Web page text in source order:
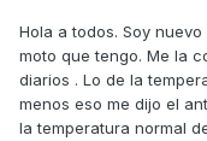
Hola a todos. Soy
moto que tengo. Me la
diarios . Lo de la
menos eso me dijo el
la temperatura normal